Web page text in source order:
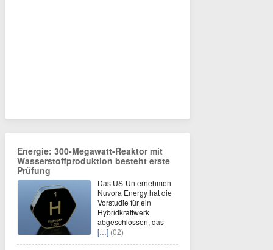
Energie: 300-Megawatt-Reaktor mit
Wasserstoffproduktion besteht erste
Prüfung
Das US-Unternehmen
Nuvora Energy hat die
Vorstudie für ein
Hybridkraftwerk
abgeschlossen, das
[…] (02)